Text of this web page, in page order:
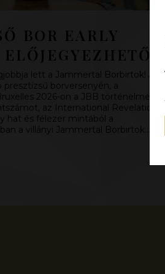
BOR EARLY
lett a Jammertal Borbirtok! A
borversenyén, a
2026-on a JBB történelmet
az International Revelation
hat és félezer mintából a
a villányi Jammertal Borbirtok…